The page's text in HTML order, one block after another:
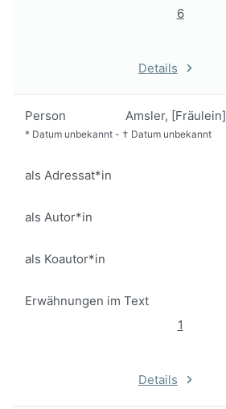
6
Details
Person Amsler, [Fräulein]
* Datum unbekannt - † Datum unbekannt
als Adressat*in
als Autor*in
als Koautor*in
Erwähnungen im Text
1
Details